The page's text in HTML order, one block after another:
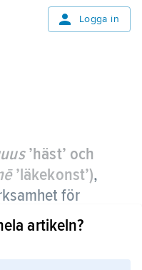
Logga in
’häst’ och
’läkekonst’),
för
artikeln?